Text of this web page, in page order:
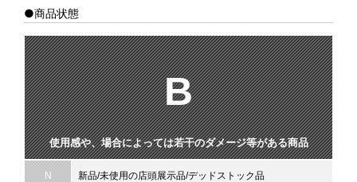
●商品状態
B
使用感や、場合によっては若干のダメージ等がある商品
N 新品/未使用の店頭展示品/デッドストック品